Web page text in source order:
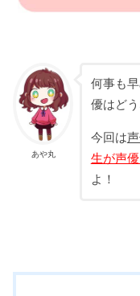
あや丸
何事も
優はど
今回は
生が声
よ！